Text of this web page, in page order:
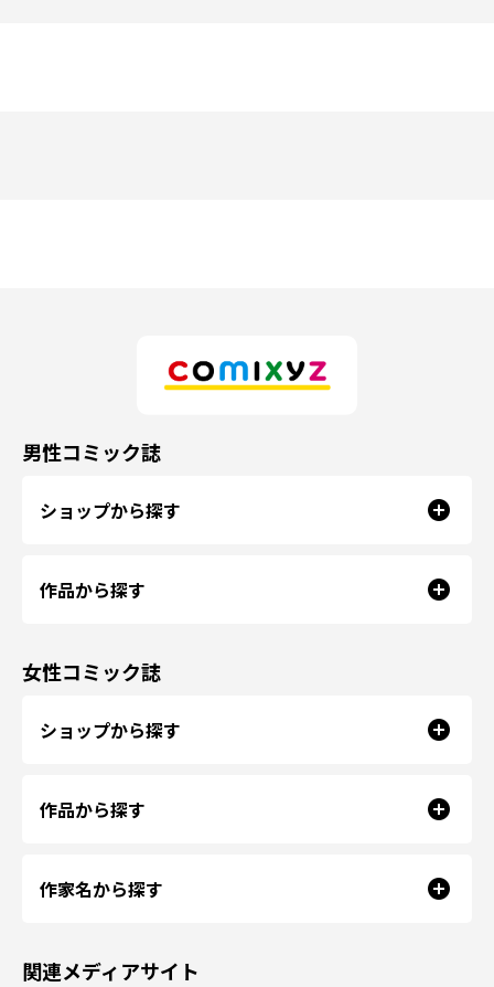
男性コミック誌
ショップから探す
作品から探す
女性コミック誌
ショップから探す
作品から探す
作家名から探す
関連メディアサイト